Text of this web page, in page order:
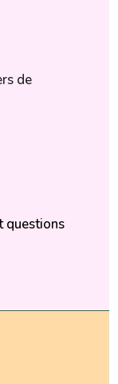
de
questions